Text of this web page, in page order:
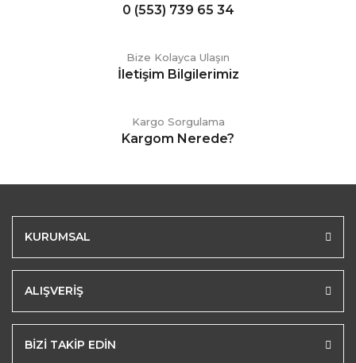
0 (553) 739 65 34
Bize Kolayca Ulaşın
İletişim Bilgilerimiz
Kargo Sorgulama
Kargom Nerede?
KURUMSAL
ALIŞVERİŞ
BİZİ TAKİP EDİN